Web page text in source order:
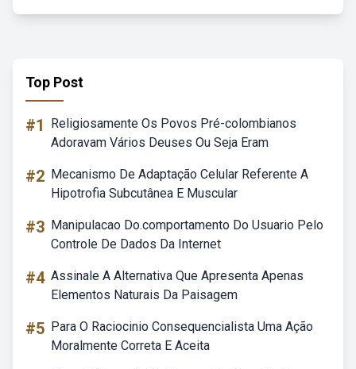
Top Post
#1
Religiosamente Os Povos Pré-colombianos
Adoravam Vários Deuses Ou Seja Eram
#2 Mecanismo De Adaptação Celular Referente A
Hipotrofia Subcutânea E Muscular
#3 Manipulacao Do.comportamento Do Usuario Pelo
Controle De Dados Da Internet
#4 Assinale A Alternativa Que Apresenta Apenas
Elementos Naturais Da Paisagem
#5 Para O Raciocinio Consequencialista Uma Ação
Moralmente Correta E Aceita